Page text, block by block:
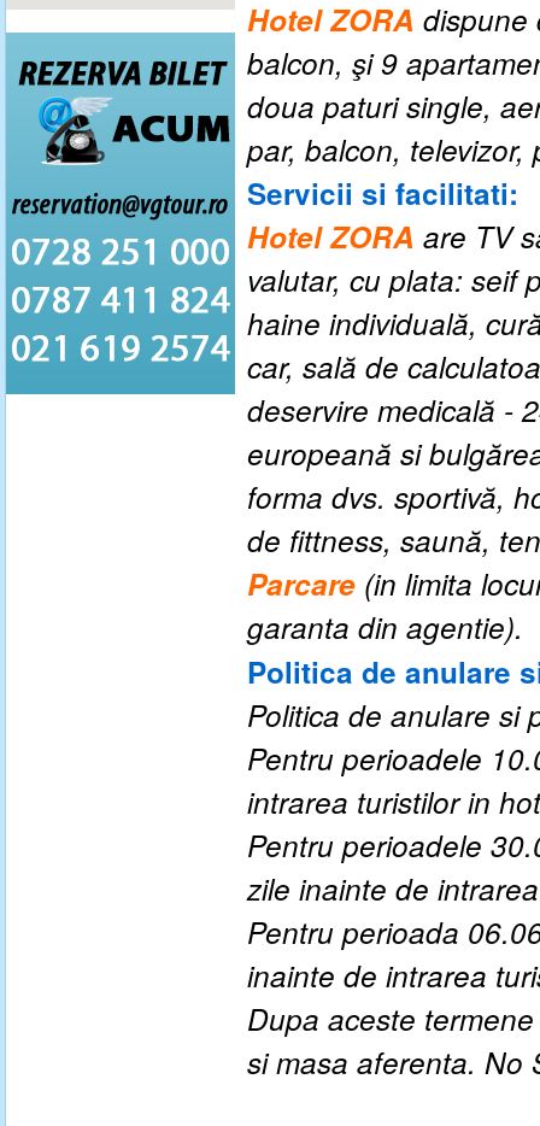
Hotel ZORA dispune
balcon, şi 9
doua paturi single,
par, balcon,
Servicii si facilitati:
Hotel ZORA are TV
valutar, cu plata: seif
haine individuală,
car, sală de
deservire medicală -
europeană si
forma dvs. sportivă,
de fittness, saună,
Parcare (in limita
garanta din agentie).
Politica de anulare
Politica de anulare si
Pentru perioadele
intrarea turistilor in
Pentru perioadele
zile inainte de
Pentru perioada
inainte de intrarea
Dupa aceste
si masa aferenta. No